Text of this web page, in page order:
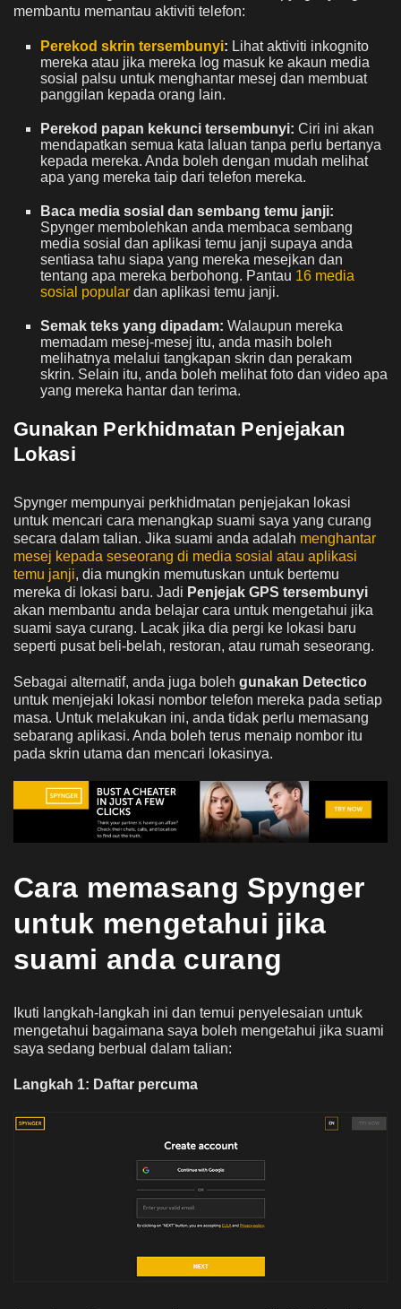
membantu memantau aktiviti telefon:
Perekod skrin tersembunyi: Lihat aktiviti inkognito
mereka atau jika mereka log masuk ke akaun media
sosial palsu untuk menghantar mesej dan membuat
panggilan kepada orang lain.
Perekod papan kekunci tersembunyi: Ciri ini akan
mendapatkan semua kata laluan tanpa perlu bertanya
kepada mereka. Anda boleh dengan mudah melihat
apa yang mereka taip dari telefon mereka.
Baca media sosial dan sembang temu janji:
Spynger membolehkan anda membaca sembang
media sosial dan aplikasi temu janji supaya anda
sentiasa tahu siapa yang mereka mesejkan dan
tentang apa mereka berbohong. Pantau 16 media
sosial popular dan aplikasi temu janji.
Semak teks yang dipadam: Walaupun mereka
memadam mesej-mesej itu, anda masih boleh
melihatnya melalui tangkapan skrin dan perakam
skrin. Selain itu, anda boleh melihat foto dan video apa
yang mereka hantar dan terima.
Gunakan Perkhidmatan Penjejakan
Lokasi
Spynger mempunyai perkhidmatan penjejakan lokasi
untuk mencari cara menangkap suami saya yang curang
secara dalam talian. Jika suami anda adalah menghantar
mesej kepada seseorang di media sosial atau aplikasi
temu janji, dia mungkin memutuskan untuk bertemu
mereka di lokasi baru. Jadi Penjejak GPS tersembunyi
akan membantu anda belajar cara untuk mengetahui jika
suami saya curang. Lacak jika dia pergi ke lokasi baru
seperti pusat beli-belah, restoran, atau rumah seseorang.
Sebagai alternatif, anda juga boleh gunakan Detectico
untuk menjejaki lokasi nombor telefon mereka pada setiap
masa. Untuk melakukan ini, anda tidak perlu memasang
sebarang aplikasi. Anda boleh terus menaip nombor itu
pada skrin utama dan mencari lokasinya.
Cara memasang Spynger
untuk mengetahui jika
suami anda curang
Ikuti langkah-langkah ini dan temui penyelesaian untuk
mengetahui bagaimana saya boleh mengetahui jika suami
saya sedang berbual dalam talian:
Langkah 1: Daftar percuma